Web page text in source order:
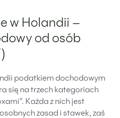
w Holandii –
od osób
podatkiem dochodowym
się na trzech kategoriach
Każda z nich jest
zasad i stawek, zaś